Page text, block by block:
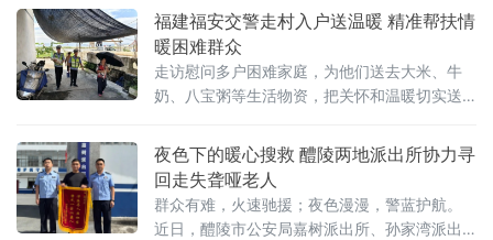
铁锨绳索，准备出发！”8时30分，河北省公安
厅森林警察总队塞罕坝支队大唤起派出所所长
史云平带领民警范旭佳、李佳淼开车出发，开
始了当天的巡逻工作。
福建福安交警走村入户送温暖 精准帮扶情
暖困难群众
走访慰问多户困难家庭，为他们送去大米、牛
奶、八宝粥等生活物资，把关怀和温暖切实送
中粮油储备和日常饮食情况，详细了解群众实
际生活状况。民警与老人促膝交谈，关切询问
身体健康状况和衣食照料等细节，耐心倾听群
众在生活中遇到的烦
夜色下的暖心搜救 醴陵两地派出所协力寻
回走失聋哑老人
群众有难，火速驰援；夜色漫漫，警蓝护航。
近日，醴陵市公安局嘉树派出所、孙家湾派出